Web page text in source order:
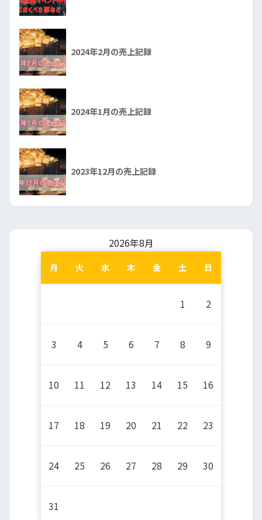
2024年2月の売上記録
2024年1月の売上記録
2023年12月の売上記録
2026年8月
月 火 水 木 金 土 日
1 2
3 4 5 6 7 8 9
10 11 12 13 14 15 16
17 18 19 20 21 22 23
24 25 26 27 28 29 30
31